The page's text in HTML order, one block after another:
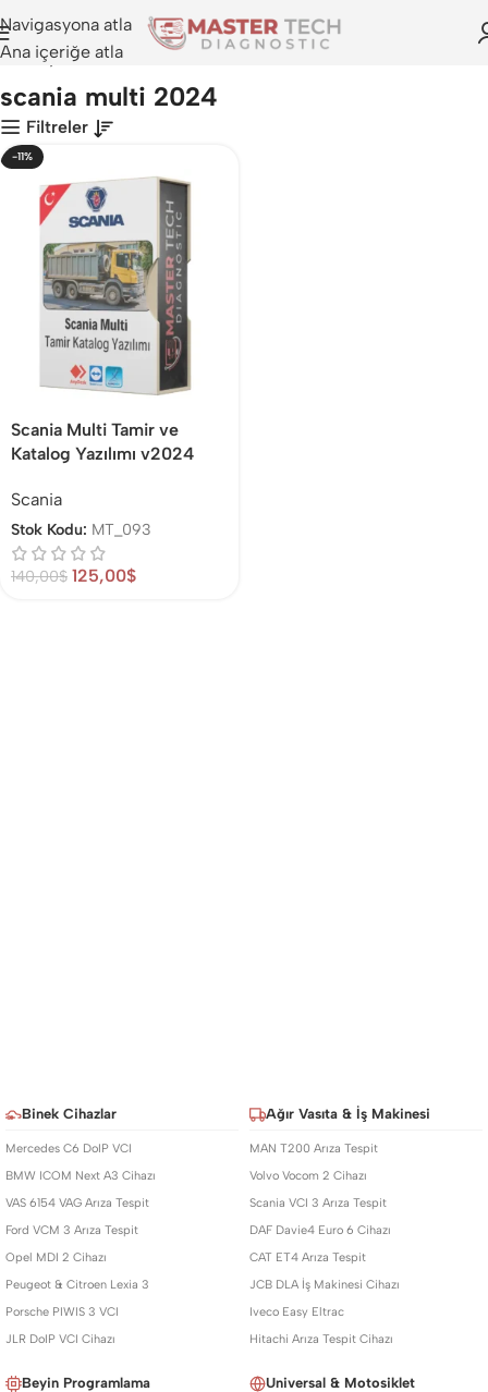
Navigasyona atla
Ana içeriğe atla
Anasayfa>scania multi 2024
scania multi 2024
Filtreler
-11%
Scania Multi Tamir ve
Katalog Yazılımı v2024
Scania
Stok Kodu: MT_093
140,00$ 125,00$
Binek Cihazlar
Mercedes C6 DoIP VCI
BMW ICOM Next A3 Cihazı
VAS 6154 VAG Arıza Tespit
Ford VCM 3 Arıza Tespit
Opel MDI 2 Cihazı
Peugeot & Citroen Lexia 3
Porsche PIWIS 3 VCI
JLR DoIP VCI Cihazı
Ağır Vasıta & İş Makinesi
MAN T200 Arıza Tespit
Volvo Vocom 2 Cihazı
Scania VCI 3 Arıza Tespit
DAF Davie4 Euro 6 Cihazı
CAT ET4 Arıza Tespit
JCB DLA İş Makinesi Cihazı
Iveco Easy Eltrac
Hitachi Arıza Tespit Cihazı
Beyin Programlama Universal & Motosiklet